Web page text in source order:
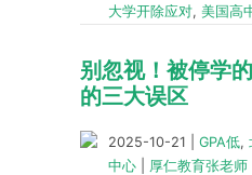
大学开除应对, 美国高
别忽视！被停学
的三大误区
2025-10-21 GPA低,
中心
厚仁教育张老师